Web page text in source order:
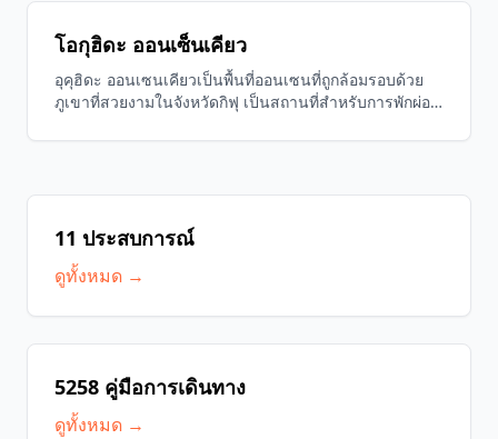
ที่อบอุ่นใจ ซึ่งคุณสามารถเพลิดเพลินกับความงามตาม
ฤดูกาล รวมถึงวัฒนธรรมอาหารอันอร่อยและบ่อน้ำพุร้อน
ของท้องถิ่น
โอกุฮิดะ ออนเซ็นเคียว
อุคุฮิดะ ออนเซนเคียวเป็นพื้นที่ออนเซนที่ถูกล้อมรอบด้วย
ภูเขาที่สวยงามในจังหวัดกิฟุ เป็นสถานที่สำหรับการพักผ่อน
น้ำพุร้อนที่ไหลตรงอย่างต่อเนื่อง บริเวณรอบๆ มีหมู่บ้าน
สัมผัสกับวัฒนธรรมและประวัติศาสตร์ของท้องถิ่น ขณะ
11 ประสบการณ์
ดูทั้งหมด →
5258 คู่มือการเดินทาง
ดูทั้งหมด →